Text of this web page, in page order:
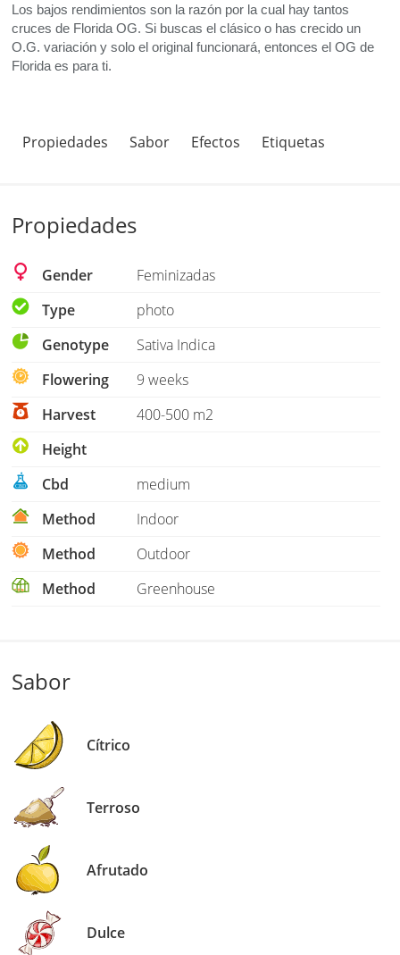
Los bajos rendimientos son la razón por la cual hay tantos
cruces de Florida OG. Si buscas el clásico o has crecido un
O.G. variación y solo el original funcionará, entonces el OG de
Florida es para ti.
Propiedades Sabor Efectos Etiquetas
Propiedades
Gender
Feminizadas
Type
photo
Genotype
Sativa Indica
Flowering
9 weeks
Harvest
400-500 m2
Height
Cbd
medium
Method
Indoor
Method
Outdoor
Method
Greenhouse
Sabor
Cítrico
Terroso
Afrutado
Dulce